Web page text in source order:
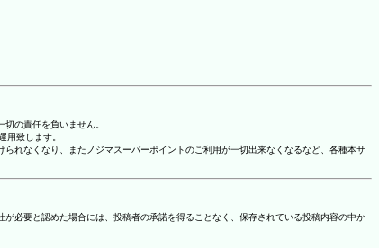
の責任を負いません。
用致します。
れなくなり、またノジマスーパーポイントのご利用が一切出来なくなるなど、各種本サ
必要と認めた場合には、投稿者の承諾を得ることなく、保存されている投稿内容の中か